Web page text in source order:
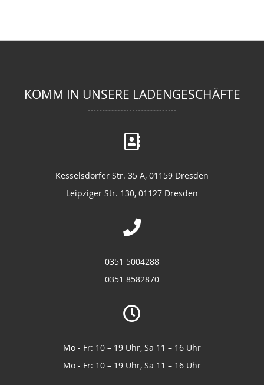
KOMM IN UNSERE LADENGESCHÄFTE
Kesselsdorfer Str. 35 A, 01159 Dresden
Leipziger Str. 130, 01127 Dresden
0351 5004288
0351 8582870
Mo - Fr: 10 – 19 Uhr, Sa 11 – 16 Uhr
Mo - Fr: 10 – 19 Uhr, Sa 11 – 16 Uhr